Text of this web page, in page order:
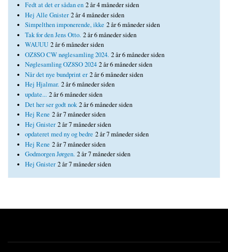
Fedt at det er sådan en 2 år 4 måneder siden
Hej Alle Gnister 2 år 4 måneder siden
Simpelthen imponerende, ikke 2 år 6 måneder siden
Tak for den Jens Otto. 2 år 6 måneder siden
WAUUU 2 år 6 måneder siden
OZ8SO CW nøglesamling 2024. 2 år 6 måneder siden
Nøglesamling OZ8SO 2024 2 år 6 måneder siden
Når det nye bundprint er 2 år 6 måneder siden
Hej Hjalmar. 2 år 6 måneder siden
update... 2 år 6 måneder siden
Det her ser godt nok 2 år 6 måneder siden
Hej Rene 2 år 7 måneder siden
Hej Gnister 2 år 7 måneder siden
opdateret med ny og bedre 2 år 7 måneder siden
Hej Rene 2 år 7 måneder siden
Godmorgen Jørgen. 2 år 7 måneder siden
Hej Gnister 2 år 7 måneder siden